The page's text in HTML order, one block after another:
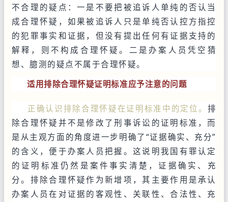
不合理的疑点：一是不要把被追诉人单纯的否认当
成合理怀疑，如果被追诉人只是单纯否认控方指控
的犯罪事实和证据，但没有提出任何有证据支持的
解释，则不构成合理怀疑。二是办案人员凭空猜
想、臆测的疑点不属于合理怀疑。
适用排除合理怀疑证明标准应予注意的问题
正确认识排除合理怀疑在证明标准中的定位。 排
除合理怀疑并不是修改了刑事诉讼的证明标准，而
是从主观方面的角度进一步明确了“证据确实、充分”
的含义，便于办案人员把握。这说明我国有罪认定
的证明标准仍然是案件事实清楚，证据确实、充
分。排除合理怀疑作为新增项，其主要作用是承认
办案人员在对证据的客观性、关联性、合法性、充